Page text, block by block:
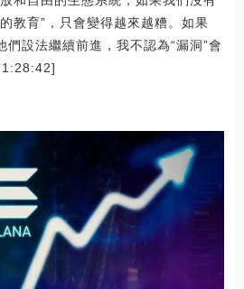
教育”，只會變得越來越糟。如果
設法繼續前進，我不認為“漏洞”會